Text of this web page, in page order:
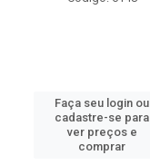
Faça seu login ou
cadastre-se para
ver preços e
comprar